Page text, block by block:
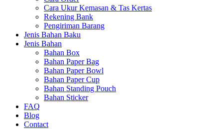
Cara Ukur Kemasan & Tas Kertas
Rekening Bank
Pengiriman Barang
Jenis Bahan Baku
Jenis Bahan
Bahan Box
Bahan Paper Bag
Bahan Paper Bowl
Bahan Paper Cup
Bahan Standing Pouch
Bahan Sticker
FAQ
Blog
Contact